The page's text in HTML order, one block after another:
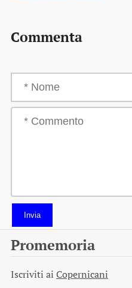
Commenta
Invia
Promemoria
Iscriviti ai Copernicani